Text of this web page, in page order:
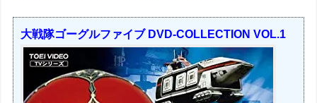
大戦隊ゴーグルファイブ DVD-COLLECTION VOL.1